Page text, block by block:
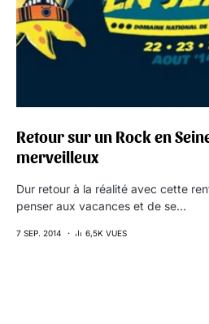
Retour sur un Rock en
merveilleux
Dur retour à la réalité avec cette
penser aux vacances et de se…
7 SEP. 2014 6,5K VUES